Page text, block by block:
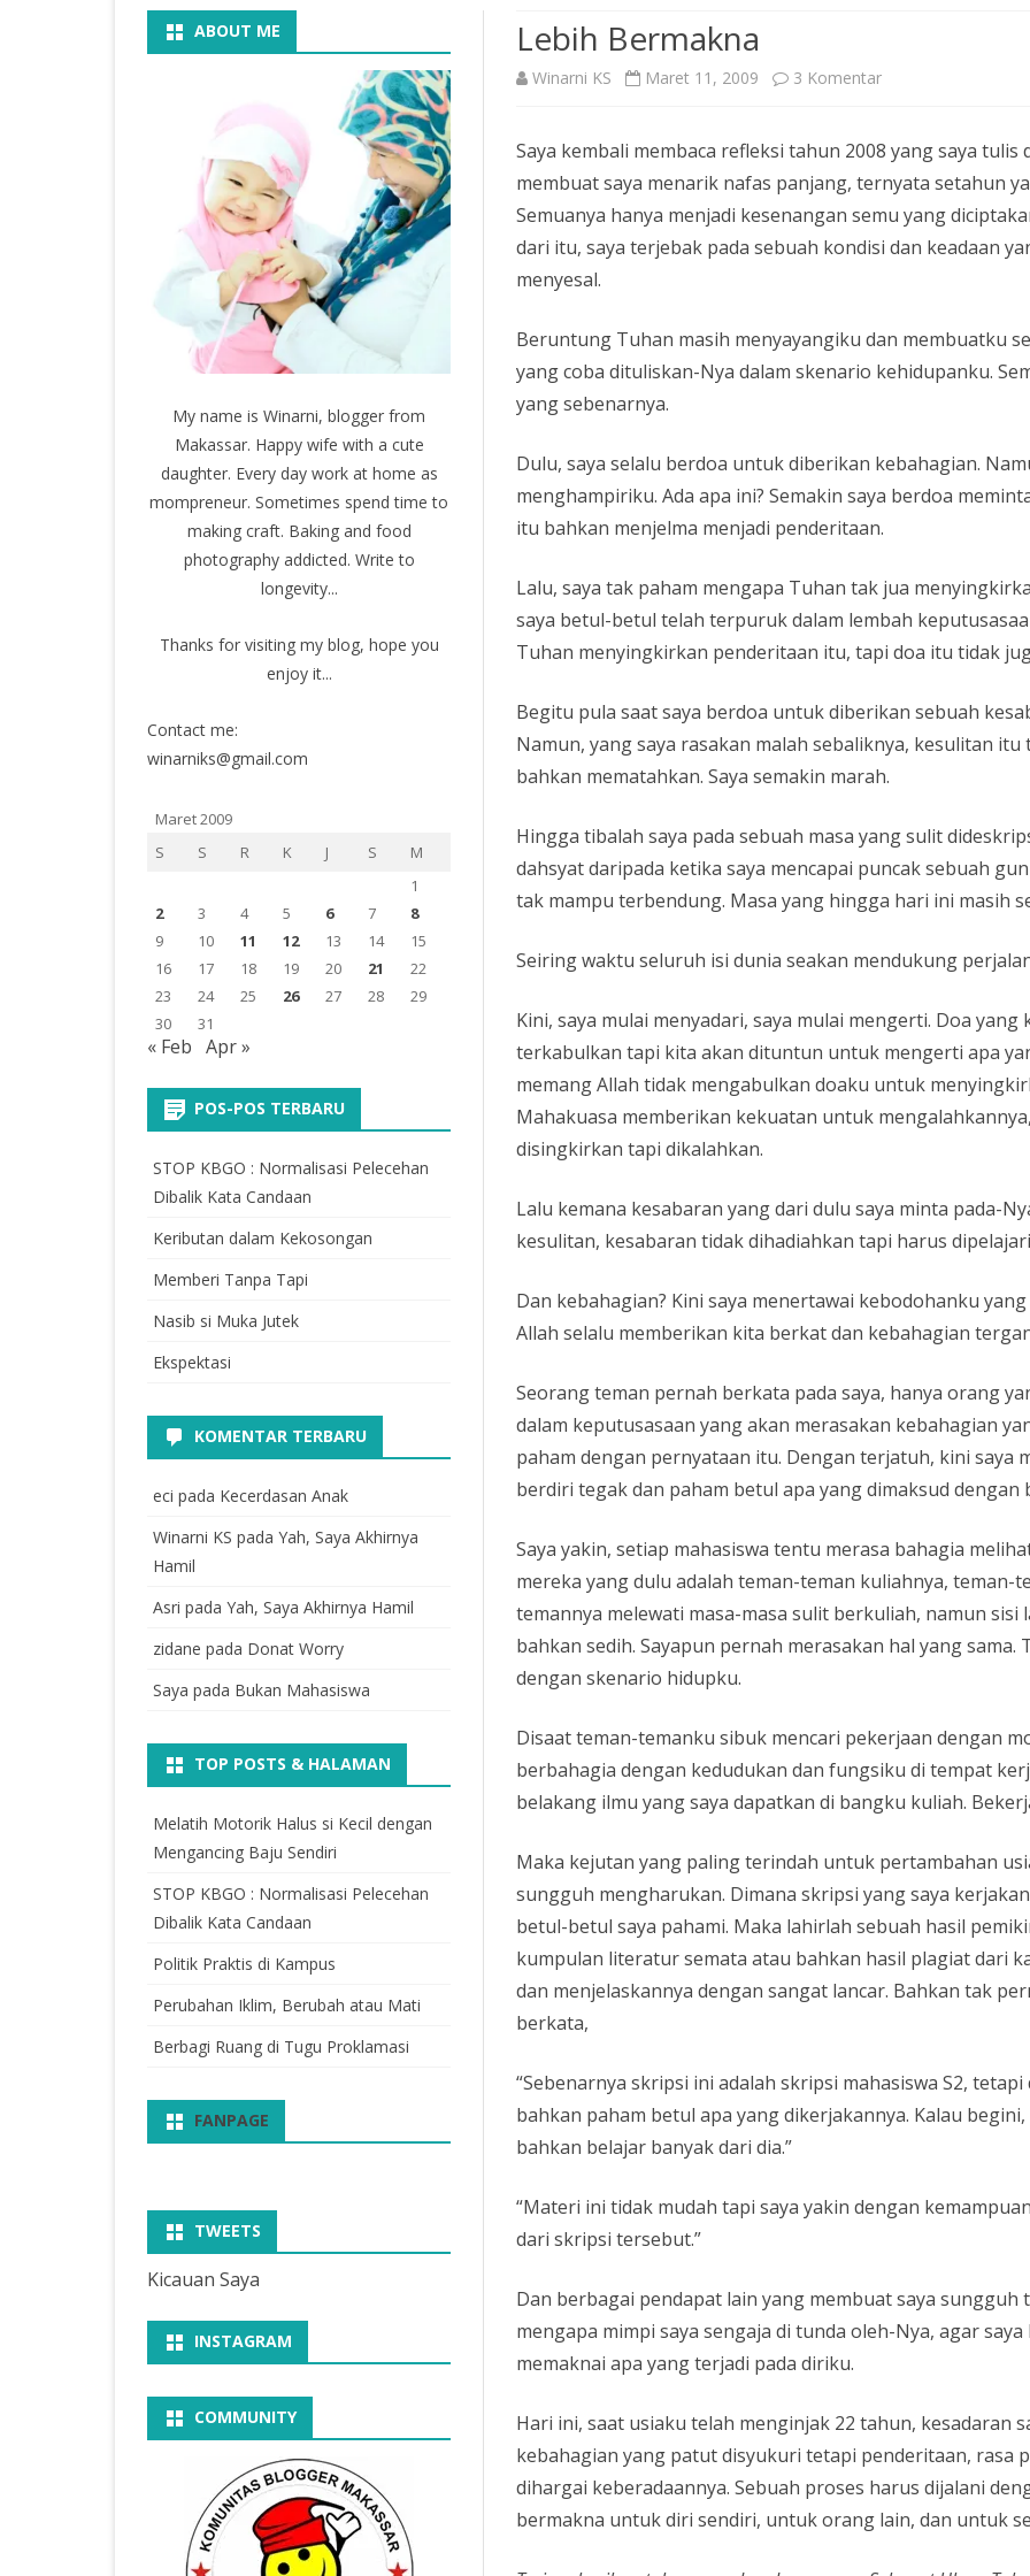
KEGIATAN
KOSMETIK
MOVIE
Lebih Bermakna
Winarni KS Maret 11, 2009 3 Komentarpada
Bermakna
Saya kembali membaca refleksi tahun 2008 yang saya
membuat saya menarik nafas panjang, ternyata setahun
Semuanya hanya menjadi kesenangan semu yang
dari itu, saya terjebak pada sebuah kondisi dan keadaan
menyesal.
Beruntung Tuhan masih menyayangiku dan membuatku
yang coba dituliskan-Nya dalam skenario kehidupanku.
yang sebenarnya.
Dulu, saya selalu berdoa untuk diberikan kebahagian.
menghampiriku. Ada apa ini? Semakin saya berdoa
itu bahkan menjelma menjadi penderitaan.
Lalu, saya tak paham mengapa Tuhan tak jua
saya betul-betul telah terpuruk dalam lembah
Tuhan menyingkirkan penderitaan itu, tapi doa itu tidak
Begitu pula saat saya berdoa untuk diberikan sebuah
Namun, yang saya rasakan malah sebaliknya, kesulitan
bahkan mematahkan. Saya semakin marah.
Hingga tibalah saya pada sebuah masa yang sulit
dahsyat daripada ketika saya mencapai puncak sebuah
tak mampu terbendung. Masa yang hingga hari ini masih
Seiring waktu seluruh isi dunia seakan mendukung
Kini, saya mulai menyadari, saya mulai mengerti. Doa
terkabulkan tapi kita akan dituntun untuk mengerti apa
memang Allah tidak mengabulkan doaku untuk
Mahakuasa memberikan kekuatan untuk
disingkirkan tapi dikalahkan.
Lalu kemana kesabaran yang dari dulu saya minta pada-
kesulitan, kesabaran tidak dihadiahkan tapi harus
Dan kebahagian? Kini saya menertawai kebodohanku
Allah selalu memberikan kita berkat dan kebahagian
Seorang teman pernah berkata pada saya, hanya orang
dalam keputusasaan yang akan merasakan kebahagian
paham dengan pernyataan itu. Dengan terjatuh, kini saya
berdiri tegak dan paham betul apa yang dimaksud dengan
Saya yakin, setiap mahasiswa tentu merasa bahagia
mereka yang dulu adalah teman-teman kuliahnya, teman-
temannya melewati masa-masa sulit berkuliah, namun
bahkan sedih. Sayapun pernah merasakan hal yang sama.
dengan skenario hidupku.
Disaat teman-temanku sibuk mencari pekerjaan dengan
berbahagia dengan kedudukan dan fungsiku di tempat
belakang ilmu yang saya dapatkan di bangku kuliah.
Maka kejutan yang paling terindah untuk pertambahan
sungguh mengharukan. Dimana skripsi yang saya
betul-betul saya pahami. Maka lahirlah sebuah hasil
kumpulan literatur semata atau bahkan hasil plagiat dari
dan menjelaskannya dengan sangat lancar. Bahkan tak
berkata,
“Sebenarnya skripsi ini adalah skripsi mahasiswa S2,
bahkan paham betul apa yang dikerjakannya. Kalau
bahkan belajar banyak dari dia.”
“Materi ini tidak mudah tapi saya yakin dengan
dari skripsi tersebut.”
Dan berbagai pendapat lain yang membuat saya
mengapa mimpi saya sengaja di tunda oleh-Nya, agar
memaknai apa yang terjadi pada diriku.
Hari ini, saat usiaku telah menginjak 22 tahun, kesadaran
kebahagian yang patut disyukuri tetapi penderitaan, rasa
dihargai keberadaannya. Sebuah proses harus dijalani
bermakna untuk diri sendiri, untuk orang lain, dan untuk
ABOUT ME
My name is Winarni, blogger from
Makassar. Happy wife with a cute
daughter. Every day work at home as
mompreneur. Sometimes spend time to
making craft. Baking and food
photography addicted. Write to
longevity...
Thanks for visiting my blog, hope you
enjoy it...
Contact me:
winarniks@gmail.com
Maret 2009
S
S R K J S
M
1
2
3 4 5 6 7
8
9
10 11 12 13 14
15
16
17 18 19 20 21
22
23
24 25 26 27 28
29
30
31
« Feb Apr »
POS-POS TERBARU
STOP KBGO : Normalisasi Pelecehan
Dibalik Kata Candaan
Keributan dalam Kekosongan
Memberi Tanpa Tapi
Nasib si Muka Jutek
Ekspektasi
KOMENTAR TERBARU
eci pada Kecerdasan Anak
Winarni KS pada Yah, Saya Akhirnya
Hamil
Asri pada Yah, Saya Akhirnya Hamil
zidane pada Donat Worry
Saya pada Bukan Mahasiswa
TOP POSTS & HALAMAN
Melatih Motorik Halus si Kecil dengan
Mengancing Baju Sendiri
STOP KBGO : Normalisasi Pelecehan
Dibalik Kata Candaan
Politik Praktis di Kampus
Perubahan Iklim, Berubah atau Mati
Berbagi Ruang di Tugu Proklamasi
FANPAGE
TWEETS
Kicauan Saya
INSTAGRAM
COMMUNITY